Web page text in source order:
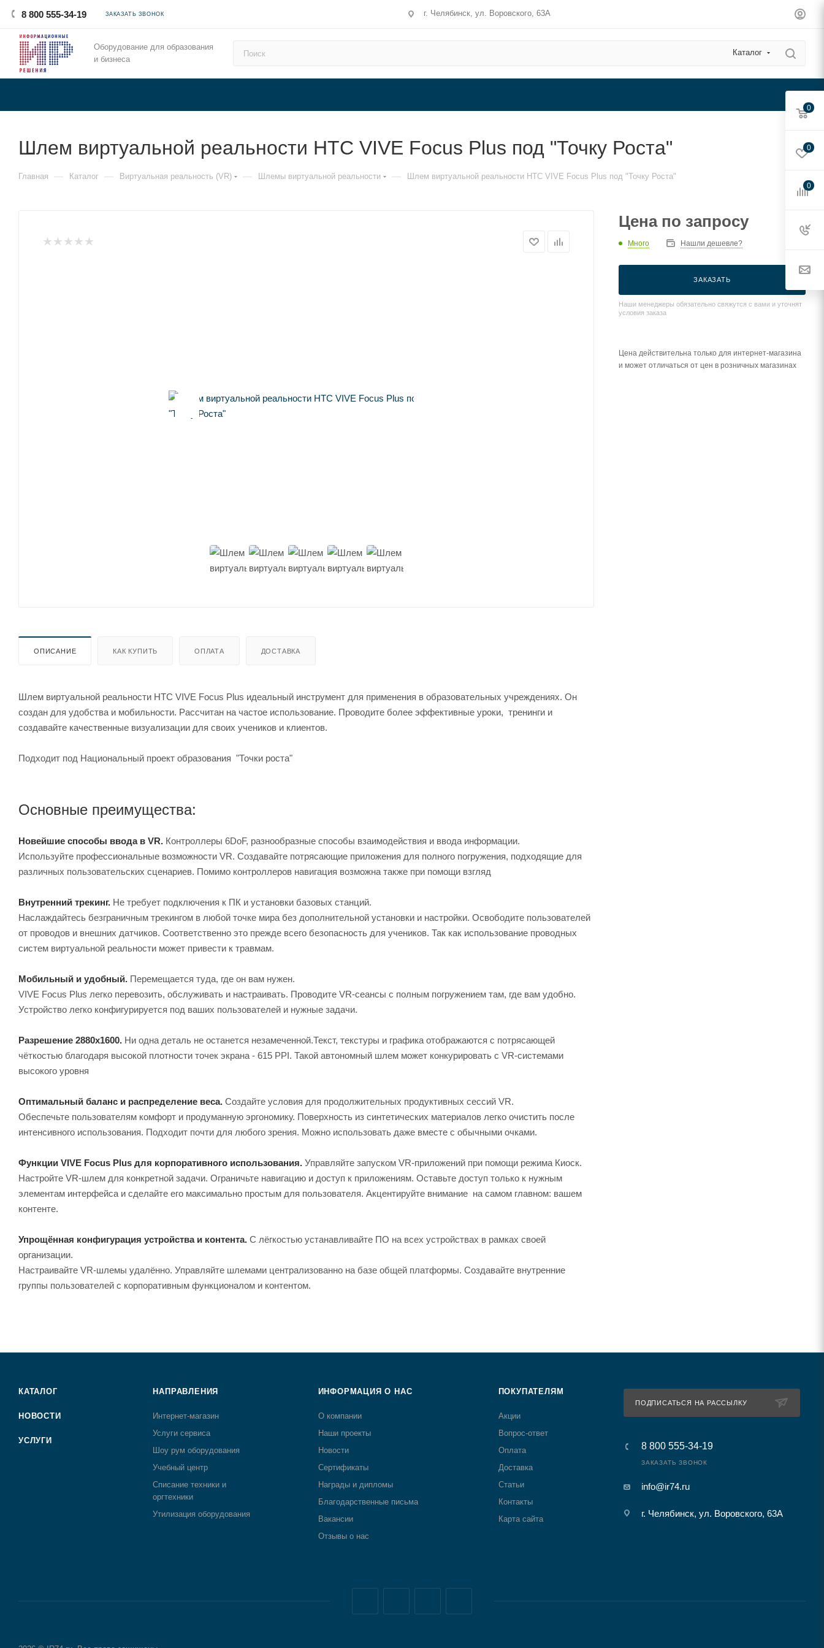
8 800 555-34-19 ЗАКАЗАТЬ ЗВОНОК г. Челябинск, ул. Воровского, 63А
Оборудование для образования
и бизнеса
Каталог
Шлем виртуальной реальности HTC VIVE Focus Plus под "Точку Роста"
Главная — Каталог — Виртуальная реальность (VR) — Шлемы виртуальной реальности — Шлем виртуальной реальности HTC VIVE Focus Plus под "Точку Роста"
ОПИСАНИЕ КАК КУПИТЬ ОПЛАТА ДОСТАВКА
Шлем виртуальной реальности HTC VIVE Focus Plus идеальный инструмент для применения в образовательных учреждениях. Он
создан для удобства и мобильности. Рассчитан на частое использование. Проводите более эффективные уроки, тренинги и
создавайте качественные визуализации для своих учеников и клиентов.
Подходит под Национальный проект образования "Точки роста"
Основные преимущества:
Новейшие способы ввода в VR. Контроллеры 6DoF, разнообразные способы взаимодействия и ввода информации.
Используйте профессиональные возможности VR. Создавайте потрясающие приложения для полного погружения, подходящие для
различных пользовательских сценариев. Помимо контроллеров навигация возможна также при помощи взгляд
Внутренний трекинг. Не требует подключения к ПК и установки базовых станций.
Наслаждайтесь безграничным трекингом в любой точке мира без дополнительной установки и настройки. Освободите пользователей
от проводов и внешних датчиков. Соответственно это прежде всего безопасность для учеников. Так как использование проводных
систем виртуальной реальности может привести к травмам.
Мобильный и удобный. Перемещается туда, где он вам нужен.
VIVE Focus Plus легко перевозить, обслуживать и настраивать. Проводите VR-сеансы с полным погружением там, где вам удобно.
Устройство легко конфигурируется под ваших пользователей и нужные задачи.
Разрешение 2880х1600. Ни одна деталь не останется незамеченной.Текст, текстуры и графика отображаются с потрясающей
чёткостью благодаря высокой плотности точек экрана - 615 PPI. Такой автономный шлем может конкурировать с VR-системами
высокого уровня
Оптимальный баланс и распределение веса. Создайте условия для продолжительных продуктивных сессий VR.
Обеспечьте пользователям комфорт и продуманную эргономику. Поверхность из синтетических материалов легко очистить после
интенсивного использования. Подходит почти для любого зрения. Можно использовать даже вместе с обычными очками.
Функции VIVE Focus Plus для корпоративного использования. Управляйте запуском VR-приложений при помощи режима Киоск.
Настройте VR-шлем для конкретной задачи. Ограничьте навигацию и доступ к приложениям. Оставьте доступ только к нужным
элементам интерфейса и сделайте его максимально простым для пользователя. Акцентируйте внимание на самом главном: вашем
контенте.
Упрощённая конфигурация устройства и контента. С лёгкостью устанавливайте ПО на всех устройствах в рамках своей
организации.
Настраивайте VR-шлемы удалённо. Управляйте шлемами централизованно на базе общей платформы. Создавайте внутренние
группы пользователей с корпоративным функционалом и контентом.
Цена по запросу
Много Нашли дешевле?
ЗАКАЗАТЬ
Наши менеджеры обязательно свяжутся с вами и уточнят
условия заказа
Цена действительна только для интернет-магазина
и может отличаться от цен в розничных магазинах
КАТАЛОГ
НОВОСТИ
УСЛУГИ
НАПРАВЛЕНИЯ
Интернет-магазин
Услуги сервиса
Шоу рум оборудования
Учебный центр
Списание техники и
оргтехники
Утилизация оборудования
ИНФОРМАЦИЯ О НАС
О компании
Наши проекты
Новости
Сертификаты
Награды и дипломы
Благодарственные письма
Вакансии
Отзывы о нас
ПОКУПАТЕЛЯМ
Акции
Вопрос-ответ
Оплата
Доставка
Статьи
Контакты
Карта сайта
ПОДПИСАТЬСЯ НА РАССЫЛКУ
8 800 555-34-19
ЗАКАЗАТЬ ЗВОНОК
info@ir74.ru
г. Челябинск, ул. Воровского, 63А
0
0
0